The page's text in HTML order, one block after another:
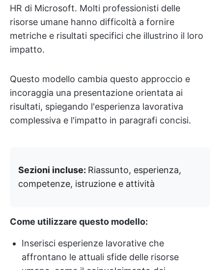
HR di Microsoft. Molti professionisti delle
risorse umane hanno difficoltà a fornire
metriche e risultati specifici che illustrino il loro
impatto.
Questo modello cambia questo approccio e
incoraggia una presentazione orientata ai
risultati, spiegando l'esperienza lavorativa
complessiva e l'impatto in paragrafi concisi.
Sezioni incluse: Riassunto, esperienza,
competenze, istruzione e attività
Come utilizzare questo modello:
Inserisci esperienze lavorative che
affrontano le attuali sfide delle risorse